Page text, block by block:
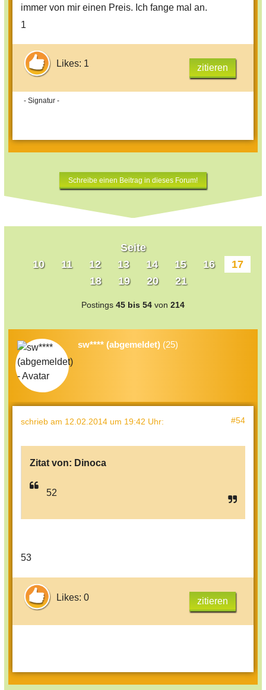
immer von mir einen Preis. Ich fange mal an.
1
Likes: 1 zitieren
- Signatur -
Schreibe einen Beitrag in dieses Forum!
Seite
10
11 12 13 14 15 16
17
18
19 20 21
Postings 45 bis 54 von 214
sw**** (abgemeldet) (25)
schrieb am 12.02.2014 um 19:42 Uhr: #54
Zitat von: Dinoca
52
53
Likes: 0 zitieren